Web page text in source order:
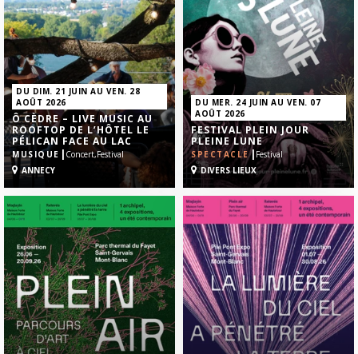
DU DIM. 21 JUIN AU VEN. 28
AOÛT 2026
Ô CÈDRE – LIVE MUSIC AU
ROOFTOP DE L’HÔTEL LE
PÉLICAN FACE AU LAC
MUSIQUE Concert,Festival
ANNECY
DU MER. 24 JUIN AU VEN. 07
AOÛT 2026
FESTIVAL PLEIN JOUR
PLEINE LUNE
SPECTACLE| Festival
DIVERS LIEUX